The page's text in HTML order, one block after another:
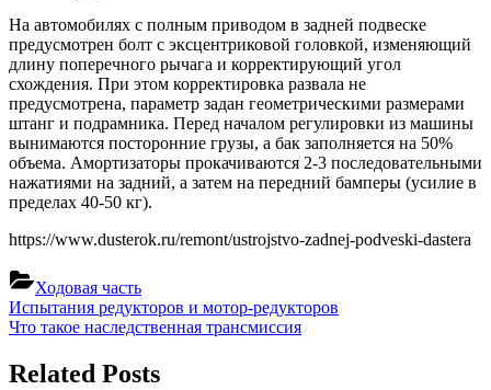
На автомобилях с полным приводом в задней подвеске
предусмотрен болт с эксцентриковой головкой, изменяющий
длину поперечного рычага и корректирующий угол
схождения. При этом корректировка развала не
предусмотрена, параметр задан геометрическими размерами
штанг и подрамника. Перед началом регулировки из машины
вынимаются посторонние грузы, а бак заполняется на 50%
объема. Амортизаторы прокачиваются 2-3 последовательными
нажатиями на задний, а затем на передний бамперы (усилие в
пределах 40-50 кг).
https://www.dusterok.ru/remont/ustrojstvo-zadnej-podveski-dastera
Ходовая часть
Навигация
по
записям
Previous
Post:
Испытания редукторов и мотор-редукторов
Next
Что такое наследственная трансмиссия
Related Posts